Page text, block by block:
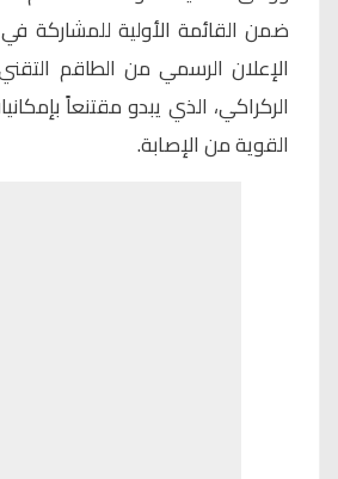
ضمن القائمة الأولية للمشاركة
الإعلان الرسمي من الطاقم
الركراكي، الذي يبدو مقتنعاً
القوية من الإصابة.